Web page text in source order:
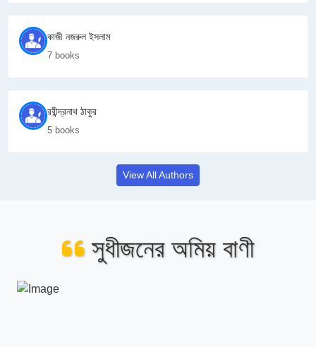
কাজী নজরুল ইসলাম
7 books
রবীন্দ্রনাথ ঠাকুর
5 books
View All Authors
সুধীজনের অমিয় বাণী